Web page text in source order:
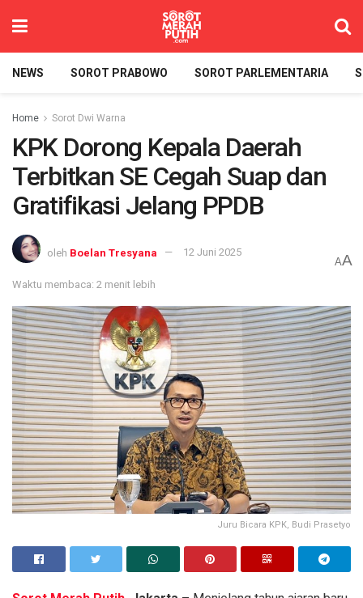
NEWS SOROT PRABOWO SOROT PARLEMENTARIA
Home Sorot Dwi Warna
KPK Dorong Kepala Daerah
Terbitkan SE Cegah Suap dan
Gratifikasi Jelang PPDB
oleh Boelan Tresyana 12 Juni 2025
Waktu membaca: 2 menit lebih
AA
Juru Bicara KPK, Budi Prasetyo